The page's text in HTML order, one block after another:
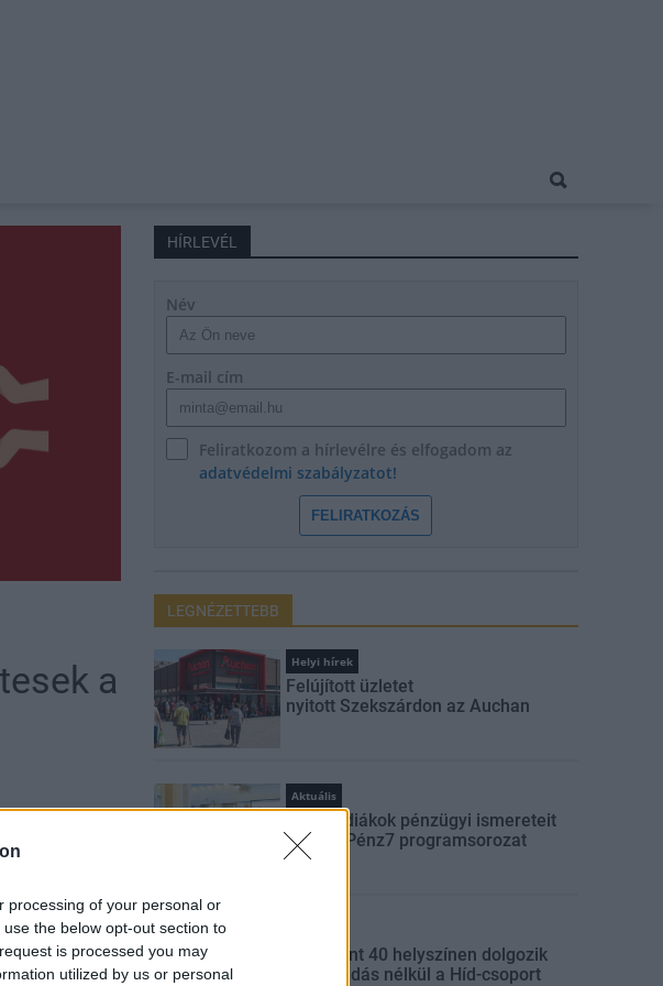
processing of your personal or
the below opt-out section to
is processed you may
utilized by us or personal
a
szerdán az
HÍRLEVÉL
Név
E-mail cím
Feliratkozom a hírlevélre és elfogadom az
adatvédelmi szabályzatot!
FELIRATKOZÁS
LEGNÉZETTEBB
Helyi hírek
Felújított üzletet
nyitott Szekszárdon az Auchan
Aktuális
Indul a diákok pénzügyi ismereteit
erősítő Pénz7 programsorozat
Több mint 40 helyszínen dolgozik
fennakadás nélkül a Híd-csoport